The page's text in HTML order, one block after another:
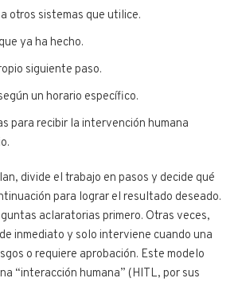
otros sistemas que utilice.
ya ha hecho.
siguiente paso.
un horario específico.
para recibir la intervención humana
divide el trabajo en pasos y decide qué
para lograr el resultado deseado.
aclaratorias primero. Otras veces,
inmediato y solo interviene cuando una
o requiere aprobación. Este modelo
“interacción humana” (HITL, por sus